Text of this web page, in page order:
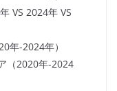
VS 2024年 VS
年-2024年）
（2020年-2024